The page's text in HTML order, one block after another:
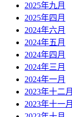
2025年九月
2025年四月
2024年六月
2024年五月
2024年四月
2024年三月
2024年一月
2023年十二月
2023年十一月